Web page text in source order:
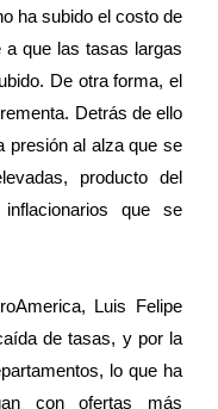
ha subido el costo de
a que las tasas largas
De otra forma, el
Detrás de ello
presión al alza que se
producto del
que se
Luis Felipe
de tasas, y por la
lo que ha
con ofertas más